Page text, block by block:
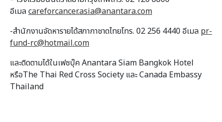
อีเมลcareforcancer.asia@anantara.com
-สำนักงานจัดหารายได้สภากาชาดไทยโทร. 02 256 4440 อีเมล pr-
fund-rc@hotmail.com
และติดตามได้ในเฟซบุ๊ค Anantara Siam Bangkok Hotel
หรือThe Thai Red Cross Society และ Canada Embassy
Thailand